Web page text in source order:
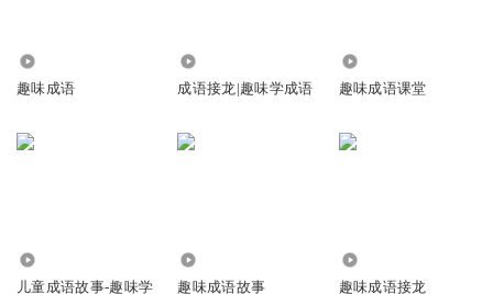
趣味成语 成语接龙|趣味学成语 趣味成语课堂
儿童成语故事-趣味学
趣味成语故事 趣味成语接龙